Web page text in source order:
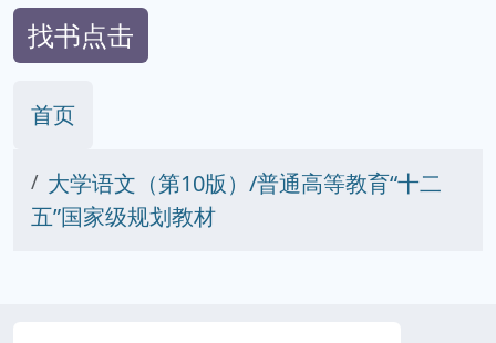
找书点击
首页
大学语文（第10版）/普通高等教育“十二
五”国家级规划教材